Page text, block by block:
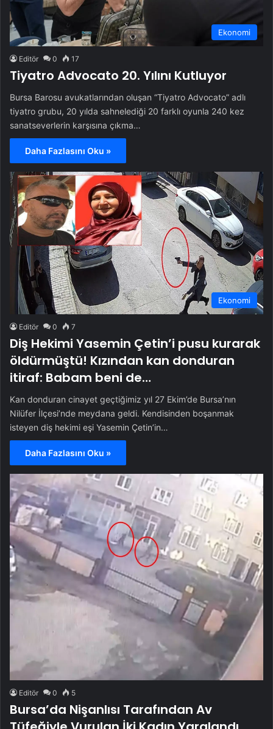
Ekonomi
Editör 0 17
Tiyatro Advocato 20. Yılını Kutluyor
Bursa Barosu avukatlarından oluşan “Tiyatro Advocato” adlı
tiyatro grubu, 20 yılda sahnelediği 20 farklı oyunla 240 kez
sanatseverlerin karşısına çıkma…
Daha Fazlasını Oku »
Ekonomi
Editör 0 7
Diş Hekimi Yasemin Çetin’i pusu kurarak
öldürmüştü! Kızından kan donduran
itiraf: Babam beni de…
Kan donduran cinayet geçtiğimiz yıl 27 Ekim’de Bursa’nın
Nilüfer İlçesi’nde meydana geldi. Kendisinden boşanmak
isteyen diş hekimi eşi Yasemin Çetin’in…
Daha Fazlasını Oku »
Editör 0 5
Bursa’da Nişanlısı Tarafından Av